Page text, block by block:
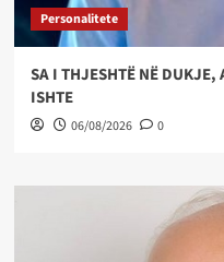
Personalitete
SA I THJESHTË NË DUKJE,
ISHTE
06/08/2026 0